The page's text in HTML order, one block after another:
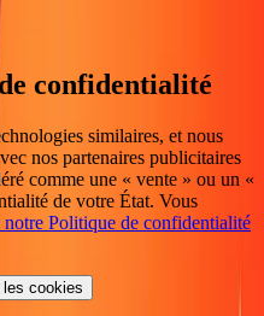
confidentialité
similaires, et nous
nos partenaires publicitaires
comme une « vente » ou un «
de votre État. Vous
Politique de confidentialité
les cookies